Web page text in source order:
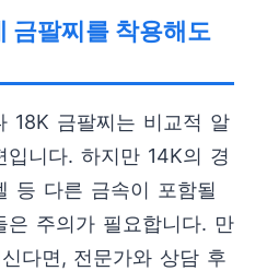
금팔찌를 착용해도
18K 금팔찌는 비교적 알
입니다. 하지만 14K의 경
등 다른 금속이 포함될
은 주의가 필요합니다. 만
다면, 전문가와 상담 후